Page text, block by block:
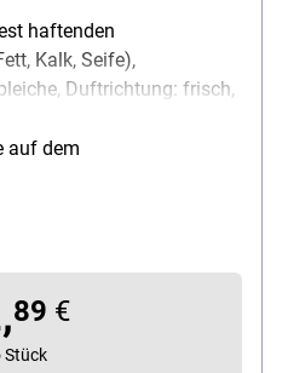
haftenden
Kalk, Seife),
Duftrichtung: frisch,
auf dem
89 €
Stück